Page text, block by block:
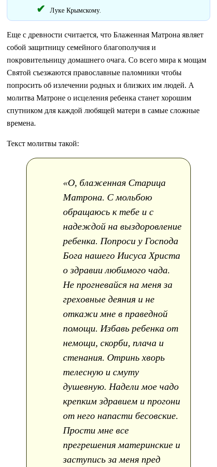
Луке Крымскому.
Еще с древности считается, что Блаженная Матрона являет
собой защитницу семейного благополучия и
покровительницу домашнего очага. Со всего мира к мощам
Святой съезжаются православные паломники чтобы
попросить об излечении родных и близких им людей. А
молитва Матроне о исцеления ребенка станет хорошим
спутником для каждой любящей матери в самые сложные
времена.
Текст молитвы такой:
«О, блаженная Старица
Матрона. С мольбою
обращаюсь к тебе и с
надеждой на выздоровление
ребенка. Попроси у Господа
Бога нашего Иисуса Христа
о здравии любимого чада.
Не прогневайся на меня за
греховные деяния и не
откажи мне в праведной
помощи. Избавь ребенка от
немощи, скорби, плача и
стенания. Отринь хворь
телесную и смуту
душевную. Надели мое чадо
крепким здравием и прогони
от него напасти бесовские.
Прости мне все
прегрешения материнские и
заступись за меня пред